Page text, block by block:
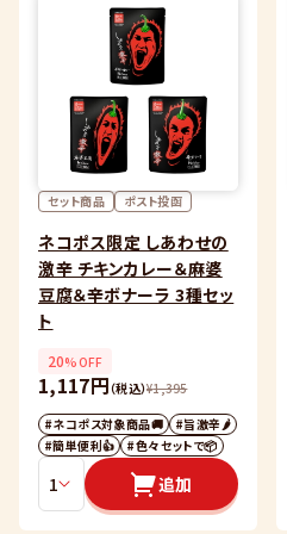
セット商品 ポスト投函
ネコポス限定 しあわせの
激辛 チキンカレー＆麻婆
豆腐＆辛ボナーラ 3種セッ
ト
20%OFF
1,117円（税込）¥1,395
#ネコポス対象商品🚚
#旨激辛🌶
#簡単便利👍
#色々セットで📦
追加